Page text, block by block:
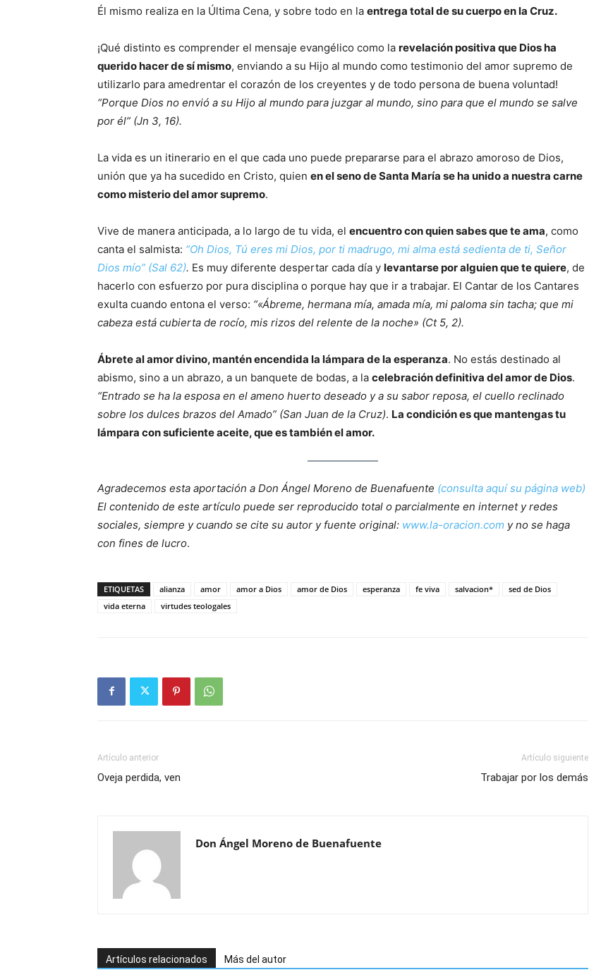
Él mismo realiza en la Última Cena, y sobre todo en la entrega total de su cuerpo en la Cruz.
¡Qué distinto es comprender el mensaje evangélico como la revelación positiva que Dios ha
querido hacer de sí mismo, enviando a su Hijo al mundo como testimonio del amor supremo de
utilizarlo para amedrentar el corazón de los creyentes y de todo persona de buena voluntad!
“Porque Dios no envió a su Hijo al mundo para juzgar al mundo, sino para que el mundo se salve
por él” (Jn 3, 16).
La vida es un itinerario en el que cada uno puede prepararse para el abrazo amoroso de Dios,
unión que ya ha sucedido en Cristo, quien en el seno de Santa María se ha unido a nuestra carne
como misterio del amor supremo.
Vive de manera anticipada, a lo largo de tu vida, el encuentro con quien sabes que te ama, como
canta el salmista: “Oh Dios, Tú eres mi Dios, por ti madrugo, mi alma está sedienta de ti, Señor
Dios mío” (Sal 62). Es muy diferente despertar cada día y levantarse por alguien que te quiere, de
hacerlo con esfuerzo por pura disciplina o porque hay que ir a trabajar. El Cantar de los Cantares
exulta cuando entona el verso: “«Ábreme, hermana mía, amada mía, mi paloma sin tacha; que mi
cabeza está cubierta de rocío, mis rizos del relente de la noche» (Ct 5, 2).
Ábrete al amor divino, mantén encendida la lámpara de la esperanza. No estás destinado al
abismo, sino a un abrazo, a un banquete de bodas, a la celebración definitiva del amor de Dios.
“Entrado se ha la esposa en el ameno huerto deseado y a su sabor reposa, el cuello reclinado
sobre los dulces brazos del Amado” (San Juan de la Cruz). La condición es que mantengas tu
lámpara con suficiente aceite, que es también el amor.
Agradecemos esta aportación a Don Ángel Moreno de Buenafuente (consulta aquí su página web)
El contenido de este artículo puede ser reproducido total o parcialmente en internet y redes
sociales, siempre y cuando se cite su autor y fuente original: www.la-oracion.com y no se haga
con fines de lucro.
ETIQUETAS alianza amor amor a Dios amor de Dios esperanza fe viva salvacion*
sed de Dios
vida eterna
virtudes teologales
Artículo anterior
Oveja perdida, ven
Artículo siguiente
Trabajar por los demás
Don Ángel Moreno de Buenafuente
Artículos relacionados Más del autor